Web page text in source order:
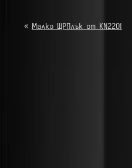
« Малко ЩРПлък от KN22OI